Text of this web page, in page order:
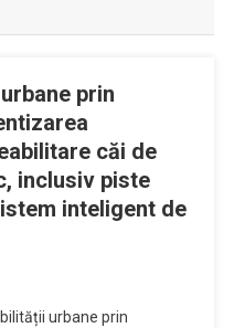
prin
căi de
inclusiv piste
inteligent de
urbane prin